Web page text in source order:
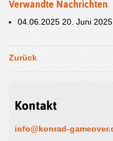
Kontakt
info@konrad-
Verwandte Nachrichten
04.06.2025 20. Juni
Zurück